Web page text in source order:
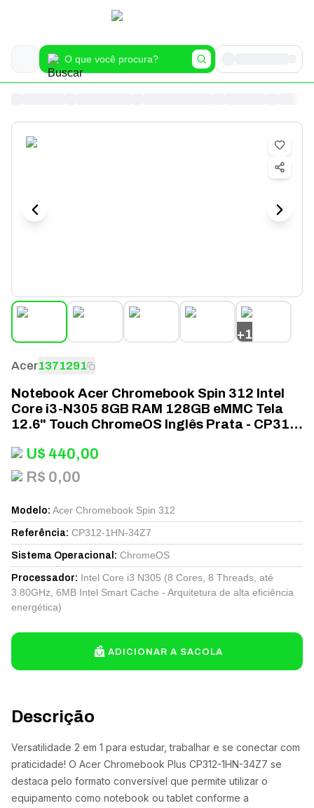
+1
Descrição
Versatilidade 2 em 1 para estudar, trabalhar e se conectar com
praticidade! O Acer Chromebook Plus CP312-1HN-34Z7 se
destaca pelo formato conversível que permite utilizar o
equipamento como notebook ou tablet conforme a
Acer1371291
Notebook Acer Chromebook Spin 312 Intel
Core i3-N305 8GB RAM 128GB eMMC Tela
12.6" Touch ChromeOS Inglês Prata - CP312-
U$ 440,00
R$ 0,00
Modelo: Acer Chromebook Spin 312
Referência: CP312-1HN-34Z7
Sistema Operacional : ChromeOS
Processador: Intel Core i3 N305 (8 Cores, 8 Threads, até
3.80GHz, 6MB Intel Smart Cache - Arquitetura de alta eficiência
energética)
ADICIONAR A SACOLA